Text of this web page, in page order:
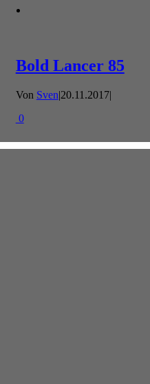
Bold Lancer 85
Von Sven|20.11.2017|
0